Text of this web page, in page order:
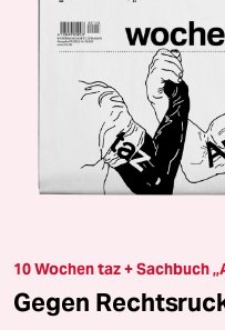
10 Wochen taz + Sachbuch
Gegen